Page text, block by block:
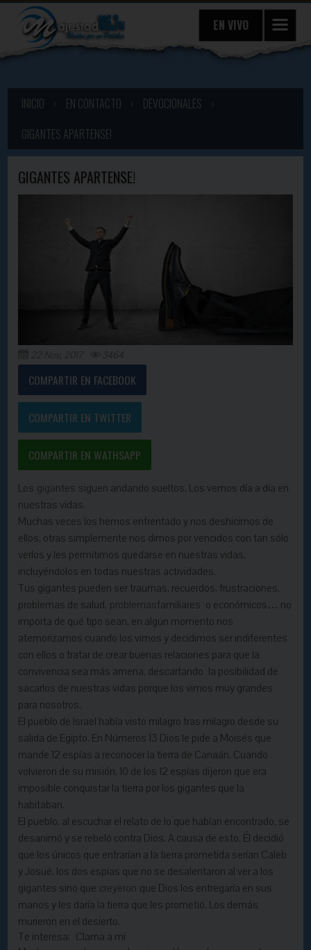
EN VIVO
INICIO EN CONTACTO DEVOCIONALES
GIGANTES APARTENSE!
GIGANTES APARTENSE!
22 Nov, 2017 3464
COMPARTIR EN FACEBOOK
COMPARTIR EN TWITTER
COMPARTIR EN WATHSAPP
Los gigantes siguen andando sueltos. Los vemos día a día en
nuestras vidas.
Muchas veces los hemos enfrentado y nos deshicimos de
ellos, otras simplemente nos dimos por vencidos con tan sólo
verlos y les permitimos quedarse en nuestras vidas,
incluyéndolos en todas nuestras actividades.
Tus gigantes pueden ser traumas, recuerdos, frustraciones,
problemas de salud, problemasfamiliares o económicos… no
importa de qué tipo sean, en algún momento nos
atemorizamos cuando los vimos y decidimos ser indiferentes
con ellos o tratar de crear buenas relaciones para que la
convivencia sea más amena, descartando la posibilidad de
sacarlos de nuestras vidas porque los vimos muy grandes
para nosotros.
El pueblo de Israel había visto milagro tras milagro desde su
salida de Egipto. En Números 13 Dios le pide a Moisés que
mande 12 espías a reconocer la tierra de Canaán. Cuando
volvieron de su misión, 10 de los 12 espías dijeron que era
imposible conquistar la tierra por los gigantes que la
habitaban.
El pueblo, al escuchar el relato de lo que habían encontrado, se
desanimó y se rebeló contra Dios. A causa de esto, Él decidió
que los únicos que entrarían a la tierra prometida serían Caleb
y Josué, los dos espías que no se desalentaron al ver a los
gigantes sino que creyeron que Dios los entregaría en sus
manos y les daría la tierra que les prometió. Los demás
murieron en el desierto.
Te interesa: Clama a mí